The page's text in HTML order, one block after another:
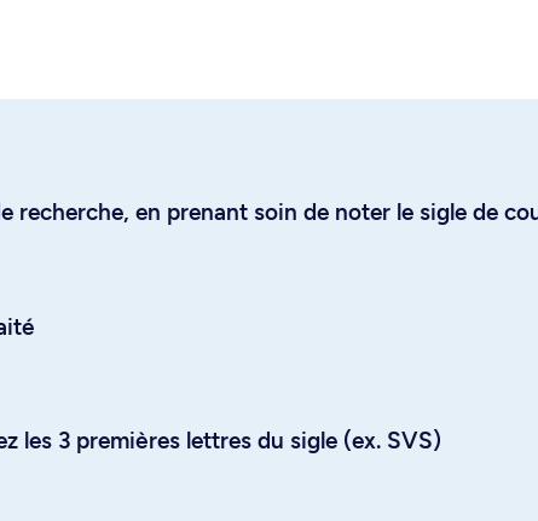
recherche, en prenant soin de noter le sigle de
les 3 premières lettres du sigle (ex. SVS)